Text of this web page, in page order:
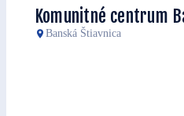
Komunitné centrum
Banská Štiavnica